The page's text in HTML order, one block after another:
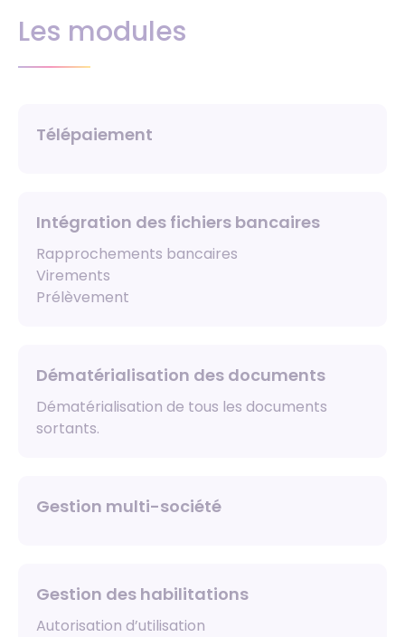
Les modules
Télépaiement
Intégration des fichiers bancaires
Rapprochements bancaires
Virements
Prélèvement
Dématérialisation des documents
Dématérialisation de tous les documents
sortants.
Gestion multi-société
Gestion des habilitations
Autorisation d’utilisation